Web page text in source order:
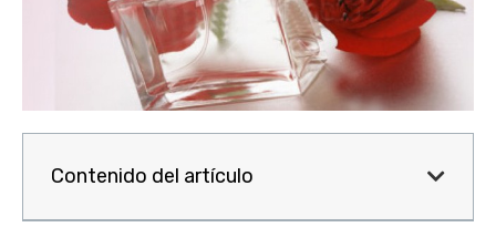
Contenido del artículo